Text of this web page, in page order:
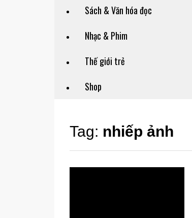
Sách & Văn hóa đọc
Nhạc & Phim
Thế giới trẻ
Shop
Tag: nhiếp ảnh